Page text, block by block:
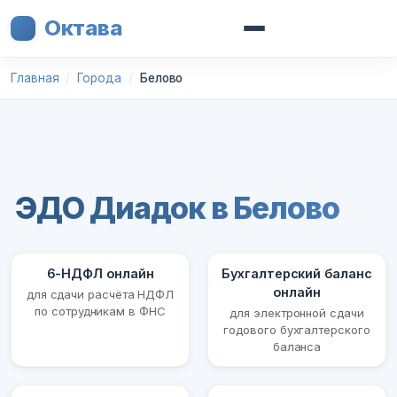
Октава
Главная Города Белово
ЭДО Диадок в Белово
6-НДФЛ онлайн
для сдачи расчёта НДФЛ
по сотрудникам в ФНС
Бухгалтерский баланс
онлайн
для электронной сдачи
годового бухгалтерского
баланса